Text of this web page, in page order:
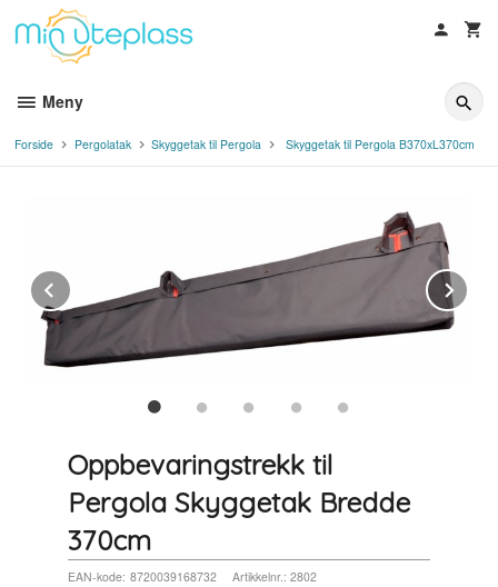
innholdet
Meny
Forside Pergolatak Skyggetak til Pergola Skyggetak til Pergola B370xL370cm
Prev
Oppbevaringstrekk til
Pergola Skyggetak Bredde
370cm
EAN-kode: 8720039168732 Artikkelnr.: 2802